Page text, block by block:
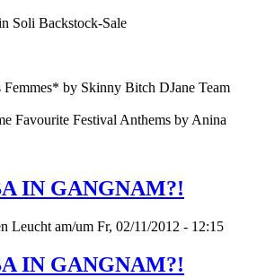
Soli Backstock-Sale
Femmes* by Skinny Bitch DJane Team
Favourite Festival Anthems by Anina
IN GANGNAM?!
Leucht am/um Fr, 02/11/2012 - 12:15
IN GANGNAM?!